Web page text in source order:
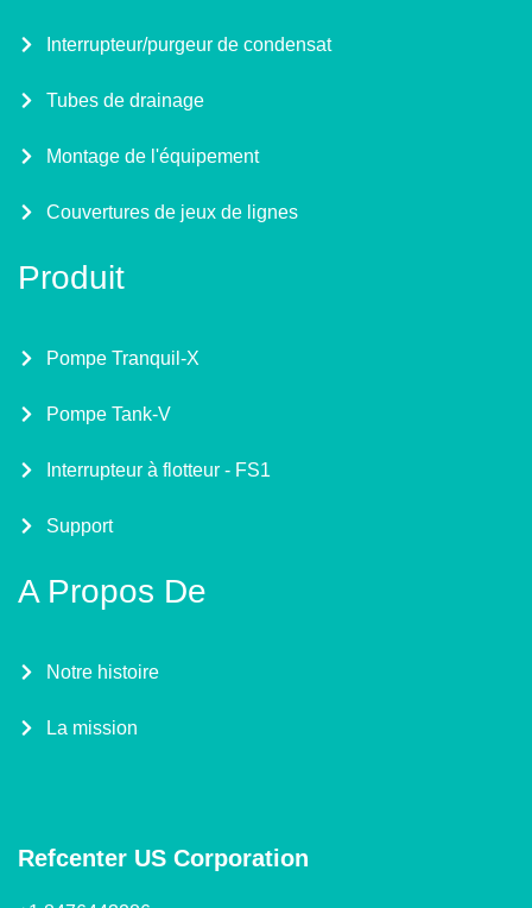
Interrupteur/purgeur de condensat
Tubes de drainage
Montage de l'équipement
Couvertures de jeux de lignes
Produit
Pompe Tranquil-X
Pompe Tank-V
Interrupteur à flotteur - FS1
Support
A Propos De
Notre histoire
La mission
Refcenter US Corporation